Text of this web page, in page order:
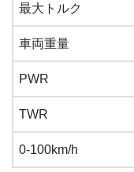
最大トルク
車両重量
PWR
TWR
0-100km/h